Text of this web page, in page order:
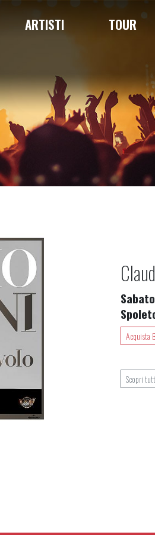
ARTISTI TOUR
Acquista
Scopri